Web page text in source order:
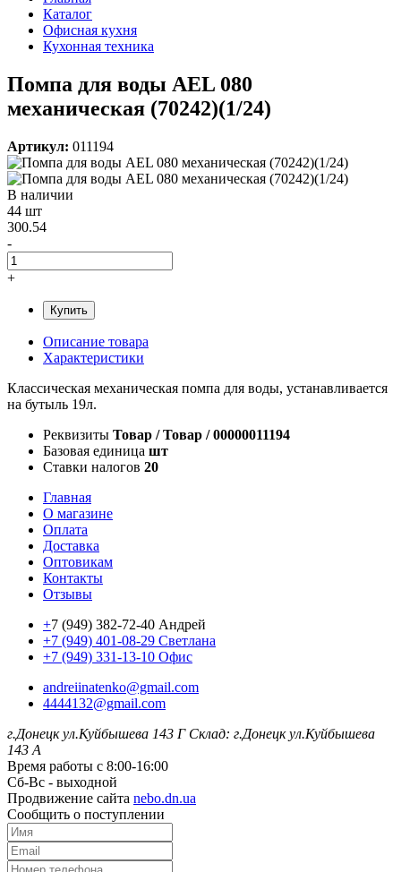
Каталог
Офисная кухня
Кухонная техника
Помпа для воды AEL 080
механическая (70242)(1/24)
Артикул: 011194
В наличии
44 шт
300.54
-
+
Купить
Описание товара
Характеристики
Классическая механическая помпа для воды, устанавливается
на бутыль 19л.
Реквизиты Товар / Товар / 00000011194
Базовая единица шт
Ставки налогов 20
Главная
О магазине
Оплата
Доставка
Оптовикам
Контакты
Отзывы
+7 (949) 382-72-40 Андрей
+7 (949) 401-08-29 Светлана
+7 (949) 331-13-10 Офис
andreiinatenko@gmail.com
4444132@gmail.com
г.Донецк ул.Куйбышева 143 Г Склад: г.Донецк ул.Куйбышева
143 А
Время работы с 8:00-16:00
Сб-Вс - выходной
Продвижение сайта nebo.dn.ua
Сообщить о поступлении